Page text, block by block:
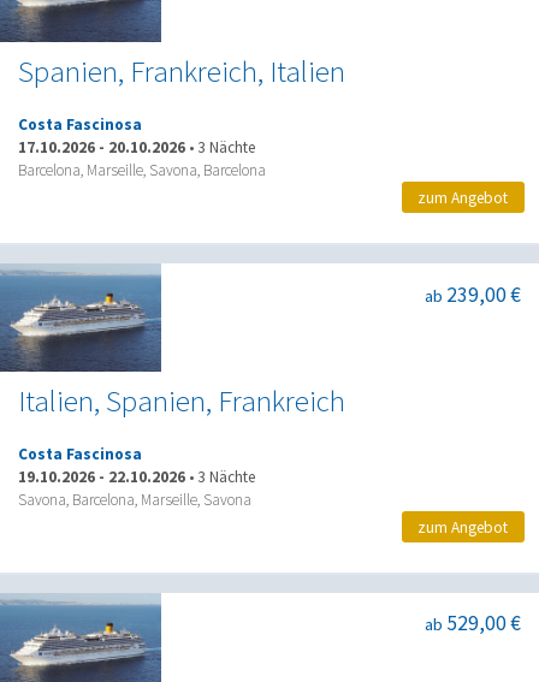
Spanien, Frankreich, Italien
Costa Fascinosa
17.10.2026 - 20.10.2026 • 3 Nächte
Barcelona, Marseille, Savona, Barcelona
zum Angebot
Italien, Spanien, Frankreich
ab 239,00 €
Costa Fascinosa
19.10.2026 - 22.10.2026 • 3 Nächte
Savona, Barcelona, Marseille, Savona
zum Angebot
ab 529,00 €